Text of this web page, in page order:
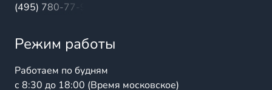
(495) 780-77-98
Режим работы
Работаем по будням
с 8:30 до 18:00 (Время московское)